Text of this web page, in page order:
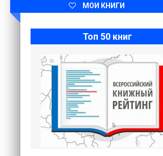
МОИ КНИГИ
Топ 50 книг